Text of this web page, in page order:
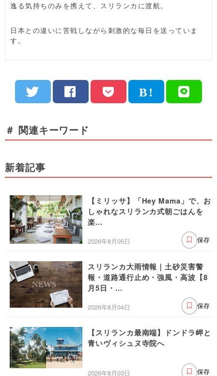
逸る気持ちのみを携えて、スリランカに渡航。
日本との違いに苦戦しながら刺激的な毎日を送っていま
す。
＃ 関連キーワード
新着記事
【ミリッサ】「Hey Mama」で、お
しゃれなスリランカ式朝ごはんを
楽...
2026年8月05日 保存
スリランカ大雨情報｜土砂災害警
報・道路通行止め・強風・高波【8
月5日・...
2026年8月04日 保存
【スリランカ最南端】ドンドラ岬と
青いヴィシュヌ寺院へ
2026年8月03日 保存